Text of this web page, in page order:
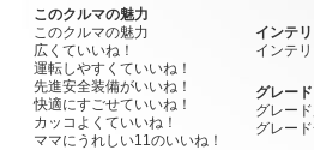
このクルマの魅力
このクルマの魅力
広くていいね！
運転しやすくていいね！
先進安全装備がいいね！
快適にすごせていいね！
カッコよくていいね！
ママにうれしい11のいいね！
インテ
インテ
グレード
グレー
グレー